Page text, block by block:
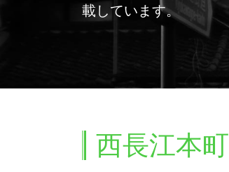
載しています。
西長江本町